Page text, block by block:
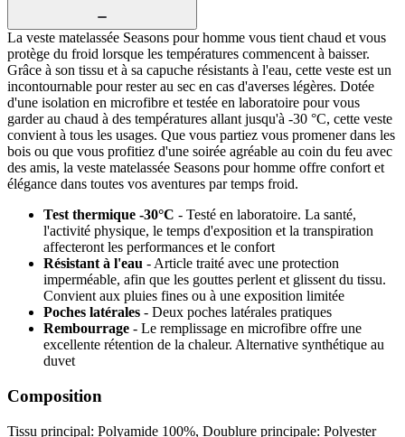
La veste matelassée Seasons pour homme vous tient chaud et vous
protège du froid lorsque les températures commencent à baisser.
Grâce à son tissu et à sa capuche résistants à l'eau, cette veste est un
incontournable pour rester au sec en cas d'averses légères. Dotée
d'une isolation en microfibre et testée en laboratoire pour vous
garder au chaud à des températures allant jusqu'à -30 °C, cette veste
convient à tous les usages. Que vous partiez vous promener dans les
bois ou que vous profitiez d'une soirée agréable au coin du feu avec
des amis, la veste matelassée Seasons pour homme offre confort et
élégance dans toutes vos aventures par temps froid.
Test thermique -30°C - Testé en laboratoire. La santé,
l'activité physique, le temps d'exposition et la transpiration
affecteront les performances et le confort
Résistant à l'eau - Article traité avec une protection
imperméable, afin que les gouttes perlent et glissent du tissu.
Convient aux pluies fines ou à une exposition limitée
Poches latérales - Deux poches latérales pratiques
Rembourrage - Le remplissage en microfibre offre une
excellente rétention de la chaleur. Alternative synthétique au
duvet
Composition
Tissu principal: Polyamide 100%, Doublure principale: Polyester